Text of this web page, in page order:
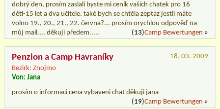
dobrý den, prosím zaslali byste mi ceník vaších chatek pro 16
dětí-15 let a dva učitele. také bych se chtěla zeptaz jestli máte
volno 19., 20., 21., 22. června?... prosím orychlou odpověď na
můj mail.... děkuji předem.....
(13)Camp Bewertungen »
Penzion a Camp Havraníky
Bezirk: Znojmo
18. 03. 2009
Von: Jana
prosím o informaci cena vybaveni chat děkuji jana
(19)Camp Bewertungen »